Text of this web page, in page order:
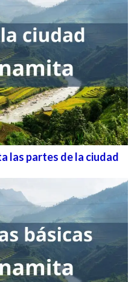
las partes de la ciudad